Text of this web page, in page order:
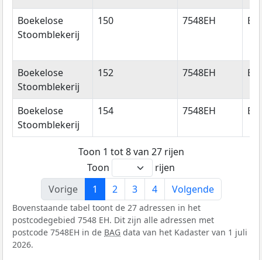
Boekelose
Stoomblekerij
150 7548EH
Boekelose
Stoomblekerij
152 7548EH
Boekelose
Stoomblekerij
154 7548EH
Toon 1 tot 8 van 27 rijen
Toon
rijen
Vorige
1 2 3 4 Volgende
Bovenstaande tabel toont de 27 adressen in het
postcodegebied 7548 EH. Dit zijn alle adressen met
postcode 7548EH in de BAG data van het Kadaster van 1 juli
2026.